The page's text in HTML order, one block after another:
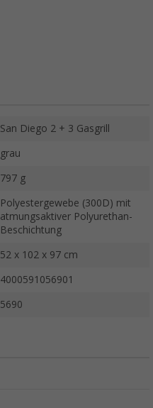
San Diego 2 + 3 Gasgrill
grau
797 g
Polyestergewebe (300D) mit
atmungsaktiver Polyurethan-
Beschichtung
52 x 102 x 97 cm
4000591056901
5690